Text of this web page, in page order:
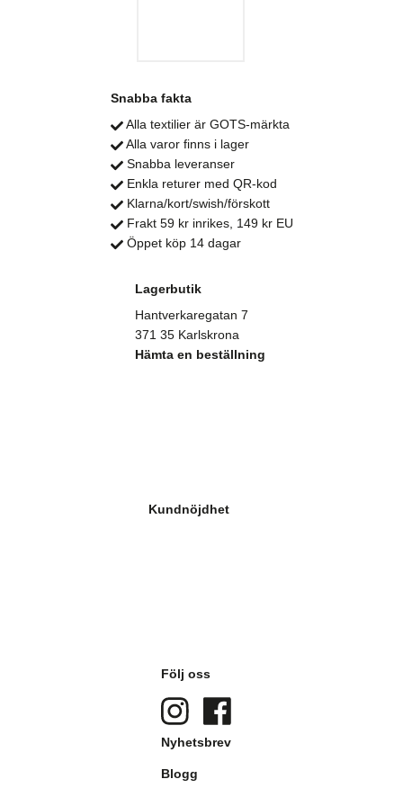
Snabba fakta
Alla textilier är GOTS-märkta
Alla varor finns i lager
Snabba leveranser
Enkla returer med QR-kod
Klarna/kort/swish/förskott
Frakt 59 kr inrikes, 149 kr EU
Öppet köp 14 dagar
Lagerbutik
Hantverkaregatan 7
371 35 Karlskrona
Hämta en beställning
Kundnöjdhet
Följ oss
Nyhetsbrev
Blogg